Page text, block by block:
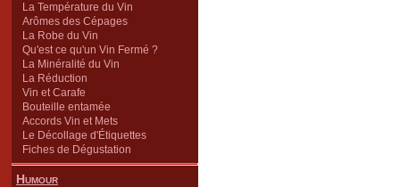
La Température du Vin
Arômes des Cépages
La Robe du Vin
Qu'est ce qu'un Vin Fermé ?
La Minéralité du Vin
La Réduction
Vin et Carafe
Bouteille entamée
Accords Vin et Mets
Le Décollage d'Étiquettes
Fiches de Dégustation
Humour